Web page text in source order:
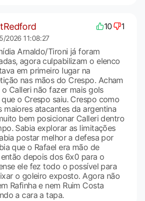
10 1
2026 11:08:27
Arnaldo/Tironi já foram
agora culpabilizam o elenco
em primeiro lugar na
nas mãos do Crespo. Acham
o Calleri não fazer mais gols
o Crespo saiu. Crespo como
maiores atacantes da argentina
bem posicionar Calleri dentro
Sabia explorar as limitações
postar melhor a defesa por
que o Rafael era mão de
depois dos 6x0 para o
ele fez todo o possível para
o goleiro exposto. Agora não
Rafinha e nem Ruim Costa
a cara a tapa.